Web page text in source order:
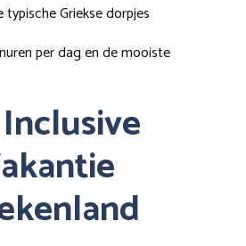
Griekse dorpjes
per dag en de mooiste